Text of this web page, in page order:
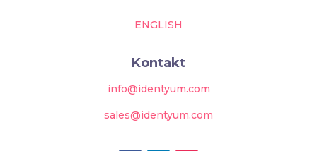
ENGLISH
Kontakt
info@identyum.com
sales@identyum.com